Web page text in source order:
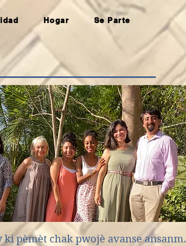
Hogar Se Parte
pèmèt chak pwojè avanse ansanm.